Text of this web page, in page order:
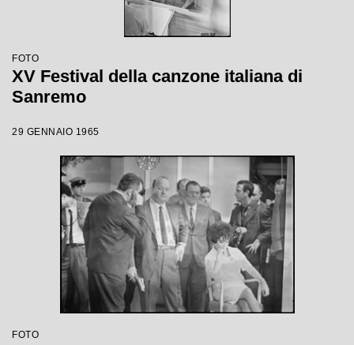
FOTO
XV Festival della canzone italiana di
Sanremo
29 GENNAIO 1965
FOTO